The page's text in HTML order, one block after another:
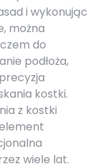
i wykonując
można
do
podłoża,
kostki.
z kostki
wiele lat.